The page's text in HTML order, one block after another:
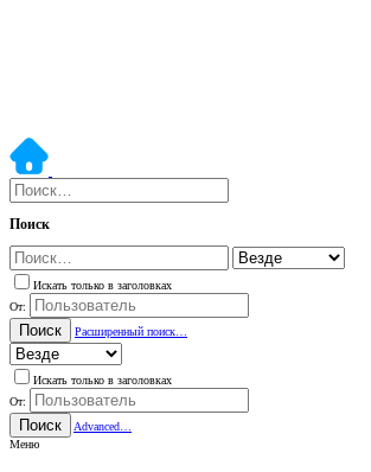
Поиск
Искать только в заголовках
От:
Поиск Расширенный поиск…
Искать только в заголовках
От:
Поиск
Advanced…
Меню